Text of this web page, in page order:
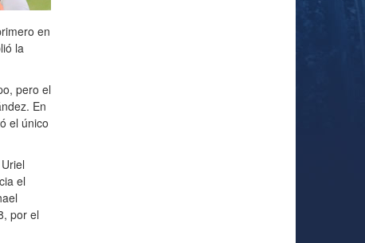
en
la
pero el
En
el único
el
por el